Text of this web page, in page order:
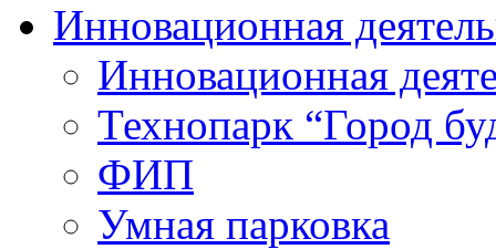
Инновационная
Инновационная
Технопарк “Город
ФИП
Умная парковка